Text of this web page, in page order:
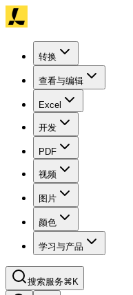
转换
查看与编辑
Excel
开发
PDF
视频
图片
颜色
学习与产品
搜索服务⌘K